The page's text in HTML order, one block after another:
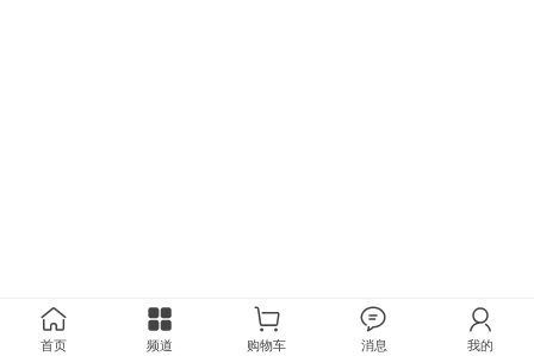
首页 频道 购物车 消息 我的